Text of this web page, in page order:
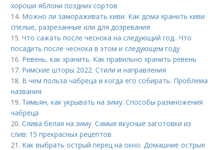
хороши яблони поздних сортов
14. Можно ли замораживать киви. Как дома хранить киви
спелые, разрезанные или для дозревания
15.Что сажать после чеснока на следующий год.. Что
посадить после чеснока в этом и следующем году
16. Ревень, как хранить. Как правильно хранить ревень
17. Римские шторы 2022. Стили и направления
18. В чем польза чабреца и когда его собирать. Проблема
названия
19. Тимьян, как укрывать на зиму. Способы размножения
чабреца
20.Слива белая на зиму. Самые вкусные заготовки из
слив: 15 прекрасных рецептов
21. Как выбрать острый перец на окно. Домашние острые